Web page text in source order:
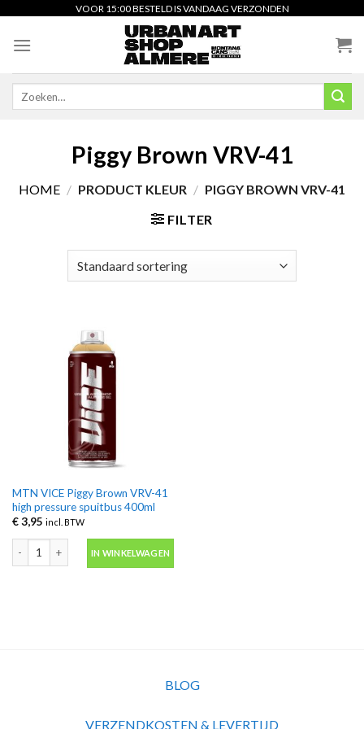
content
VOOR 15:00 BESTELD IS VANDAAG VERZONDEN
Piggy Brown VRV-41
HOME / PRODUCT KLEUR / PIGGY BROWN VRV-41
FILTER
MTN VICE Piggy Brown VRV-41
high pressure spuitbus 400ml
€3,95 incl. BTW
MTN VICE Piggy Brown VRV-41 high pressure spuitbus 400ml aantal
IN WINKELWAGEN
BLOG
VERZENDKOSTEN & LEVERTIJD